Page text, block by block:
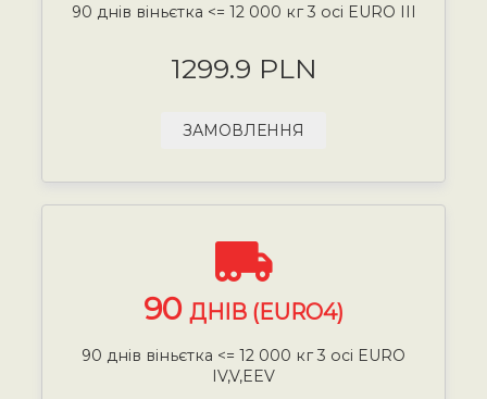
90 днів віньєтка <= 12 000 кг 3 осі EURO III
1299.9 PLN
ЗАМОВЛЕННЯ
90 ДНІВ (EURO4)
90 днів віньєтка <= 12 000 кг 3 осі EURO
IV,V,EEV